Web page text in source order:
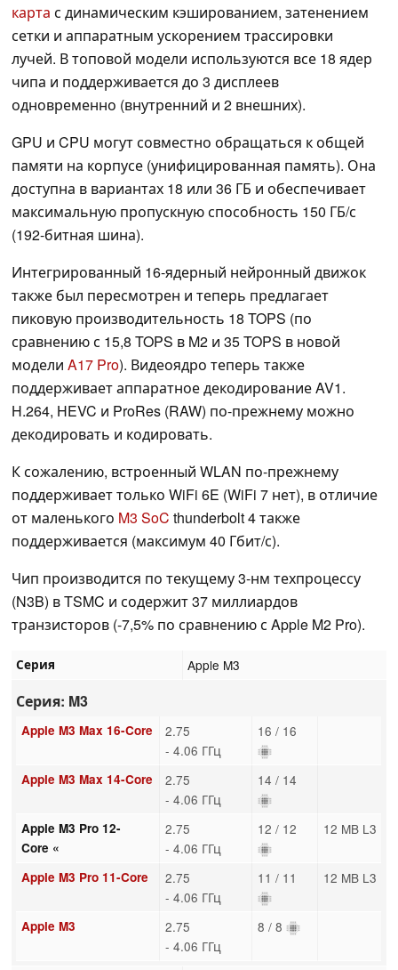
карта с динамическим кэшированием, затенением
сетки и аппаратным ускорением трассировки
лучей. В топовой модели используются все 18 ядер
чипа и поддерживается до 3 дисплеев
одновременно (внутренний и 2 внешних).
GPU и CPU могут совместно обращаться к общей
памяти на корпусе (унифицированная память). Она
доступна в вариантах 18 или 36 ГБ и обеспечивает
максимальную пропускную способность 150 ГБ/с
(192-битная шина).
Интегрированный 16-ядерный нейронный движок
также был пересмотрен и теперь предлагает
пиковую производительность 18 TOPS (по
сравнению с 15,8 TOPS в M2 и 35 TOPS в новой
модели A17 Pro). Видеоядро теперь также
поддерживает аппаратное декодирование AV1.
H.264, HEVC и ProRes (RAW) по-прежнему можно
декодировать и кодировать.
К сожалению, встроенный WLAN по-прежнему
поддерживает только WiFi 6E (WiFi 7 нет), в отличие
от маленького M3 SoC thunderbolt 4 также
поддерживается (максимум 40 Гбит/с).
Чип производится по текущему 3-нм техпроцессу
(N3B) в TSMC и содержит 37 миллиардов
транзисторов (-7,5% по сравнению с Apple M2 Pro).
Серия Apple M3
Серия: M3
Apple M3 Max 16-Core
2.75
- 4.06 ГГц
16 / 16
Apple M3 Max 14-Core
2.75
- 4.06 ГГц
14 / 14
Apple M3 Pro 12-
Core «
2.75
- 4.06 ГГц
12 / 12 12 MB L3
Apple M3 Pro 11-Core
2.75
- 4.06 ГГц
11 / 11 12 MB L3
Apple M3
2.75
- 4.06 ГГц
8 / 8